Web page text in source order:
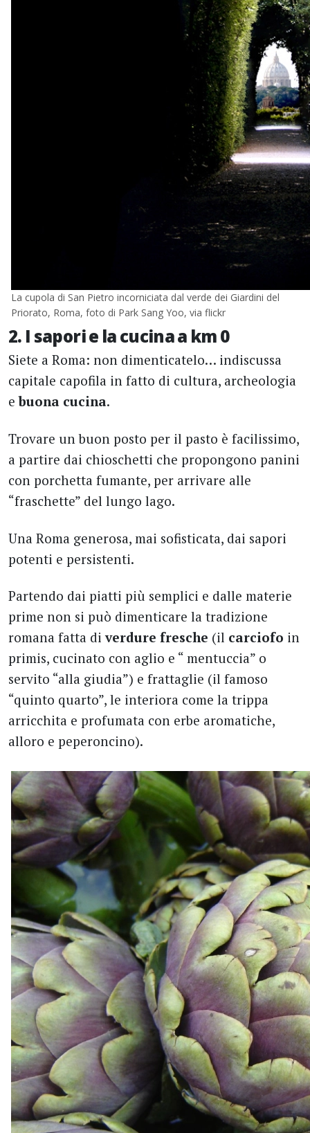
La cupola di San Pietro incorniciata dal verde dei Giardini del
Priorato, Roma, foto di Park Sang Yoo, via flickr
2. I sapori e la cucina a km 0
Siete a Roma: non dimenticatelo… indiscussa
capitale capofila in fatto di cultura, archeologia
ebuona cucina.
Trovare un buon posto per il pasto è facilissimo,
a partire dai chioschetti che propongono panini
con porchetta fumante, per arrivare alle
“fraschette” del lungo lago.
Una Roma generosa, mai sofisticata, dai sapori
potenti e persistenti.
Partendo dai piatti più semplici e dalle materie
prime non si può dimenticare la tradizione
romana fatta diverdure fresche (il carciofo in
primis, cucinato con aglio e “ mentuccia” o
servito “alla giudia”) e frattaglie (il famoso
“quinto quarto”, le interiora come la trippa
arricchita e profumata con erbe aromatiche,
alloro e peperoncino).